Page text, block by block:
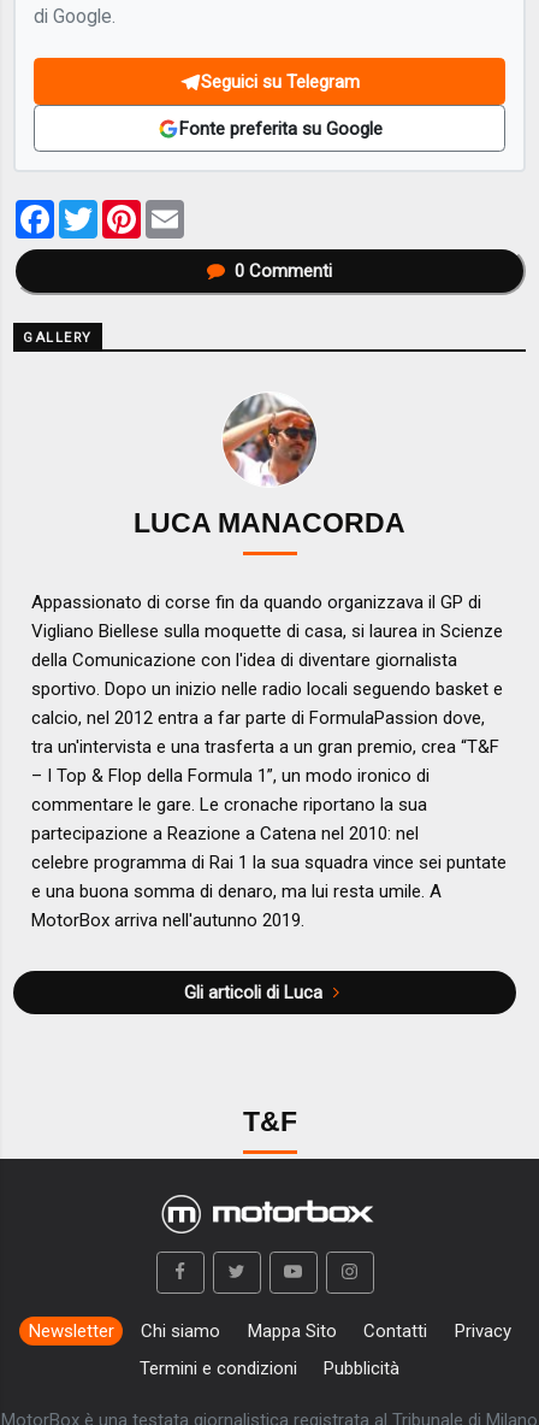
di Google.
Seguici su Telegram
Fonte preferita su Google
Facebook
TwitterPinterest
0Commenti
GALLERY
LUCA MANACORDA
Appassionato di corse fin da quando organizzava il GP di
Vigliano Biellese sulla moquette di casa, si laurea in Scienze
della Comunicazione con l'idea di diventare giornalista
sportivo. Dopo un inizio nelle radio locali seguendo basket e
calcio, nel 2012 entra a far parte di FormulaPassion dove,
tra un'intervista e una trasferta a un gran premio, crea “T&F
– I Top & Flop della Formula 1”, un modo ironico di
commentare le gare. Le cronache riportano la sua
partecipazione a Reazione a Catena nel 2010: nel
celebre programma di Rai 1 la sua squadra vince sei puntate
e una buona somma di denaro, ma lui resta umile. A
MotorBox arriva nell'autunno 2019.
Gli articoli di Luca
T&F
Newsletter Chi siamo Mappa Sito Contatti
Privacy
Termini e condizioni
Pubblicità
MotorBox è una testata giornalistica registrata al Tribunale di Milano